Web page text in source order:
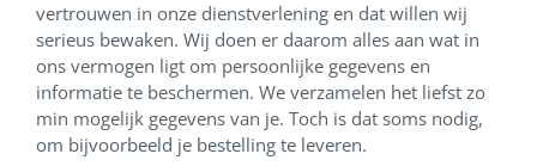
vertrouwen in onze dienstverlening en dat willen wij
serieus bewaken. Wij doen er daarom alles aan wat in
ons vermogen ligt om persoonlijke gegevens en
informatie te beschermen. We verzamelen het liefst zo
min mogelijk gegevens van je. Toch is dat soms nodig,
om bijvoorbeeld je bestelling te leveren.